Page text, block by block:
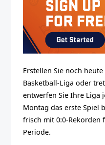
Erstellen Sie noch heute
Basketball-Liga oder
entwerfen Sie Ihre Liga
Montag das erste Spiel
frisch mit 0:0-Rekorden
Periode.